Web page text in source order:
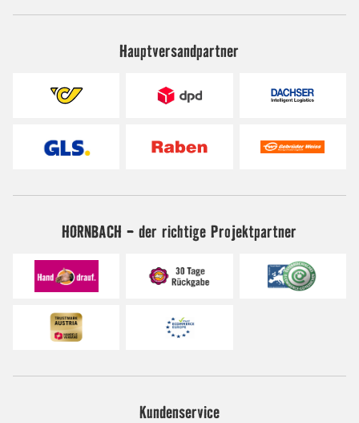
Hauptversandpartner
HORNBACH - der richtige Projektpartner
Kundenservice